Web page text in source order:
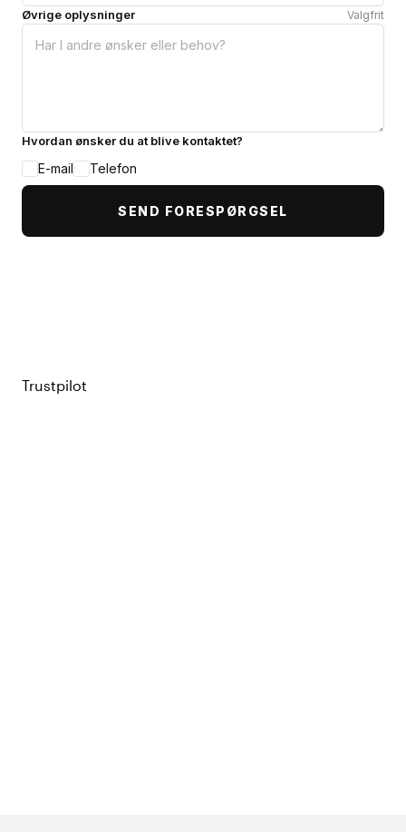
Øvrige oplysninger Valgfrit
Hvordan ønsker du at blive kontaktet?
E-mail Telefon
SEND FORESPØRGSEL
Trustpilot